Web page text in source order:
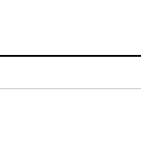
content